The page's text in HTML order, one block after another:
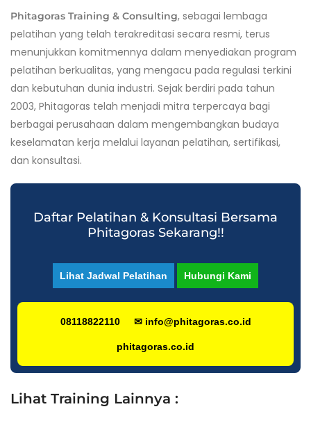
Phitagoras Training & Consulting, sebagai lembaga
pelatihan yang telah terakreditasi secara resmi, terus
menunjukkan komitmennya dalam menyediakan program
pelatihan berkualitas, yang mengacu pada regulasi terkini
dan kebutuhan dunia industri. Sejak berdiri pada tahun
2003, Phitagoras telah menjadi mitra terpercaya bagi
berbagai perusahaan dalam mengembangkan budaya
keselamatan kerja melalui layanan pelatihan, sertifikasi,
dan konsultasi.
Daftar Pelatihan & Konsultasi Bersama
Phitagoras Sekarang!!
Lihat Jadwal Pelatihan Hubungi Kami
08118822110 ✉ info@phitagoras.co.id
phitagoras.co.id
Lihat Training Lainnya :